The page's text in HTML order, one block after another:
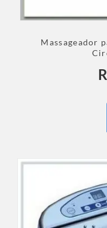
Massageador